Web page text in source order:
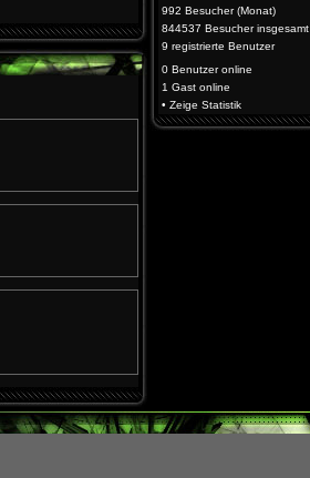
992 Besucher (Monat)
844537 Besucher insgesamt
9 registrierte Benutzer
0 Benutzeronline
1 Gast online
• Zeige Statistik